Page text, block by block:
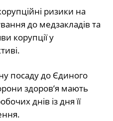
ризики на
до медзакладів та
корупції у
посаду до Єдиного
здоров’я мають
днів із дня її